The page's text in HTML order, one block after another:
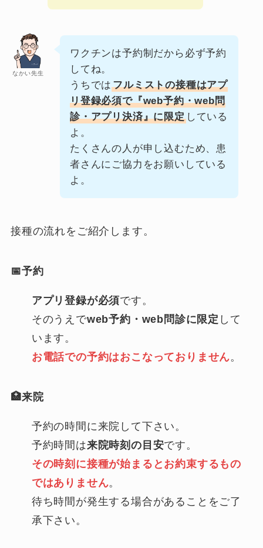
なかい先生
ワクチンは予約制だから必ず予約
してね。
うちではフルミストの接種はアプ
リ登録必須で『web予約・web問
診・アプリ決済』に限定している
よ。
たくさんの人が申し込むため、患
者さんにご協力をお願いしている
よ。
接種の流れをご紹介します。
📅予約
アプリ登録が必須です。
そのうえでweb予約・web問診に限定 して
います。
お電話での予約はおこなっておりません。
🏥来院
予約の時間に来院して下さい。
予約時間は来院時刻の目安です。
その時刻に接種が始まるとお約束するもの
ではありません。
待ち時間が発生する場合があることをご了
承下さい。